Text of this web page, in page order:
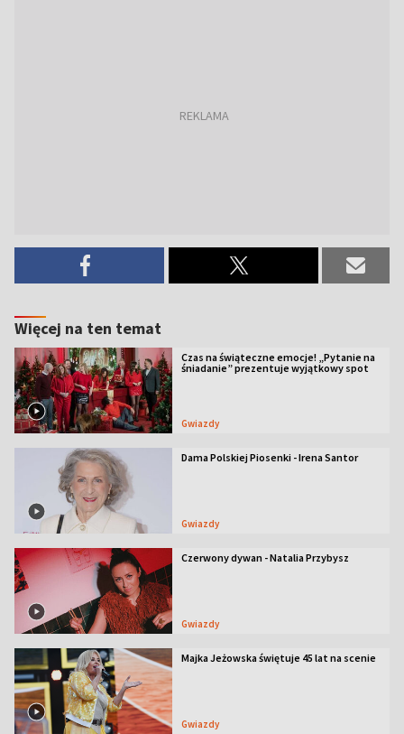
Więcej na ten temat
Czas na świąteczne emocje! „Pytanie na
śniadanie” prezentuje wyjątkowy spot
Gwiazdy
Dama Polskiej Piosenki - Irena Santor
Gwiazdy
Czerwony dywan - Natalia Przybysz
Gwiazdy
Majka Jeżowska świętuje 45 lat na scenie
Gwiazdy